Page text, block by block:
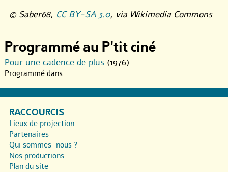
© Saber68, CC BY-SA 3.0, via Wikimedia Commons
Programmé au P'tit ciné
Pour une cadence de plus (1976)
Programmé dans :
RACCOURCIS
Lieux de projection
Partenaires
Qui sommes-nous ?
Nos productions
Plan du site